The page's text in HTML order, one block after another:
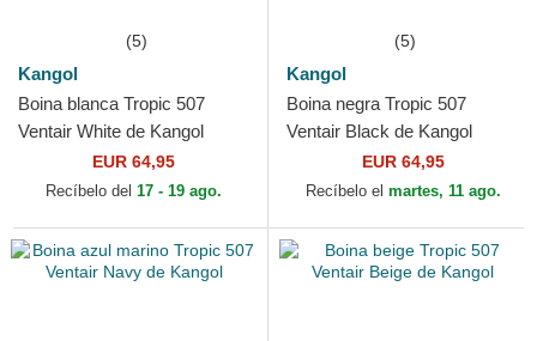
(5)
Kangol
Boina blanca Tropic 507
Ventair White de Kangol
EUR 64,95
Recíbelo del 17 - 19 ago.
(5)
Kangol
Boina negra Tropic 507
Ventair Black de Kangol
EUR 64,95
Recíbelo el martes, 11 ago.